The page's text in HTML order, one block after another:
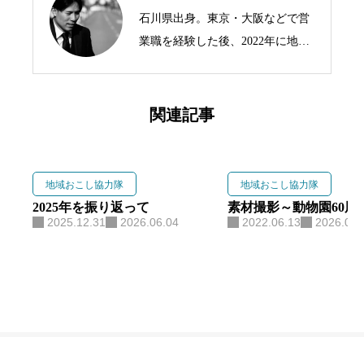
石川県出身。東京・大阪などで営
業職を経験した後、2022年に地域
か、「一般社団法人すざかランド
よる地域課題解決に取り組む。
「すざくる」では、自身の移住経
験と営業職で培ったヒアリング力
関連記事
地域おこし協力隊
2025年を振り返って
2025.12.31 2026.06.04
地域おこし協力隊
素材撮影～動物園60周
2022.06.13